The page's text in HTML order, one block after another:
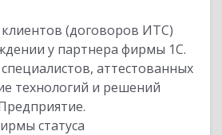
(договоров ИТС)
у партнера фирмы 1С.
аттестованных
технологий и решений
статуса